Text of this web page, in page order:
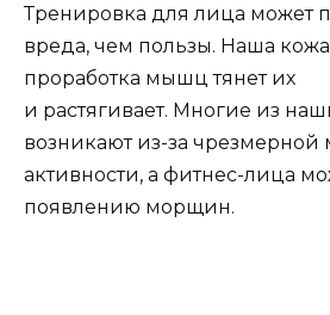
Тренировка для лица может
вреда, чем пользы. Наша кожа
проработка мышц тянет их
и растягивает. Многие из
возникают из-за
активности, а фитнес-лица
появлению морщин.